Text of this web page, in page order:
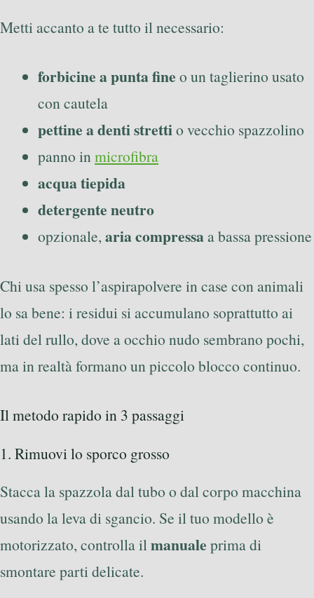
Metti accanto a te tutto il necessario:
forbicine a punta fine o un taglierino usato
con cautela
pettine a denti strettio vecchio spazzolino
panno inmicrofibra
acqua tiepida
detergente neutro
opzionale, aria compressaa bassa pressione
Chi usa spesso l’aspirapolvere in case con animali
lo sa bene: i residui si accumulano soprattutto ai
lati del rullo, dove a occhio nudo sembrano pochi,
ma in realtà formano un piccolo blocco continuo.
Il metodo rapido in 3 passaggi
1. Rimuovi lo sporco grosso
Stacca la spazzola dal tubo o dal corpo macchina
usando la leva di sgancio. Se il tuo modello è
motorizzato, controlla ilmanuale prima di
smontare parti delicate.